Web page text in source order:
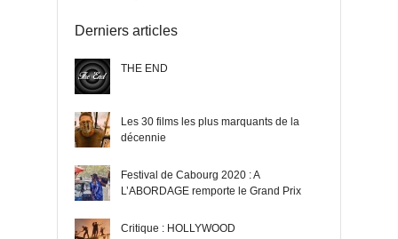
Derniers articles
THE END
Les 30 films les plus marquants de la
décennie
Festival de Cabourg 2020 : A
L’ABORDAGE remporte le Grand Prix
Critique : HOLLYWOOD